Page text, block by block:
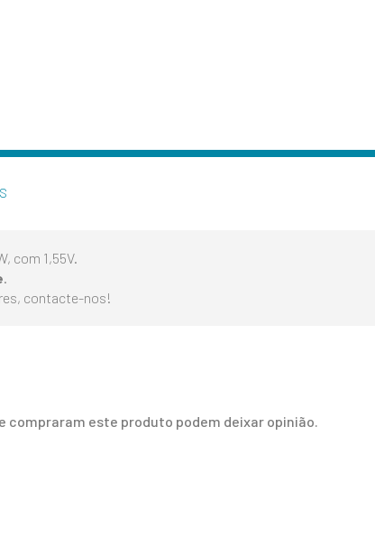
com 1,55V.
.
contacte-nos!
compraram este produto podem deixar opinião.